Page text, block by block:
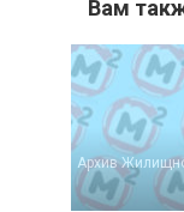
Вам
Архив